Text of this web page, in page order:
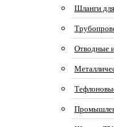
Шланги
Отводные